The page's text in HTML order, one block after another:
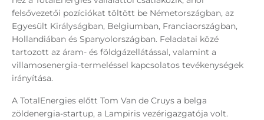
felsővezetői pozíciókat töltött be Németországban, az
Egyesült Királyságban, Belgiumban, Franciaországban,
Hollandiában és Spanyolországban. Feladatai közé
tartozott az áram- és földgázellátással, valamint a
villamosenergia-termeléssel kapcsolatos tevékenységek
irányítása.
A TotalEnergies előtt Tom Van de Cruys a belga
zöldenergia-startup, a Lampiris vezérigazgatója volt.